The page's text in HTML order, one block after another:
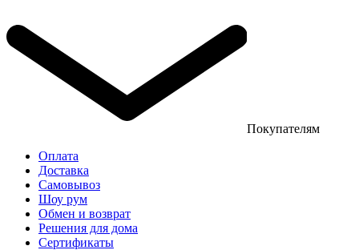
Покупателям
Оплата
Доставка
Самовывоз
Шоу рум
Обмен и возврат
Решения для дома
Сертификаты